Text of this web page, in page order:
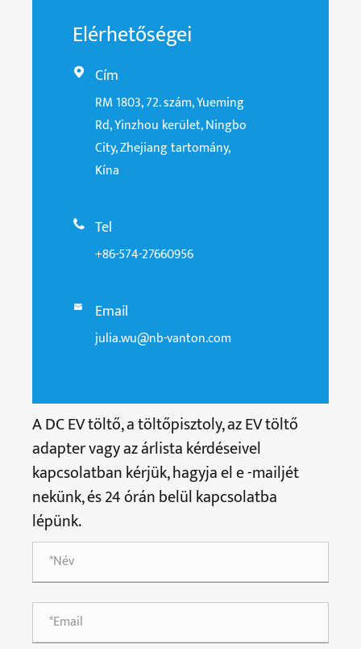
Elérhetőségei
 Cím
RM 1803, 72. szám, Yueming
Rd, Yinzhou kerület, Ningbo
City, Zhejiang tartomány,
Kína
 Tel
+86-574-27660956
 Email
julia.wu@nb-vanton.com
A DC EV töltő, a töltőpisztoly, az EV töltő
adapter vagy az árlista kérdéseivel
kapcsolatban kérjük, hagyja el e -mailjét
nekünk, és 24 órán belül kapcsolatba
lépünk.